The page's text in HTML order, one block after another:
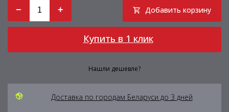
− + Добавить корзину
Купить в 1 клик
Нашли дешевле?
Доставка по городам Беларуси до 3 дней